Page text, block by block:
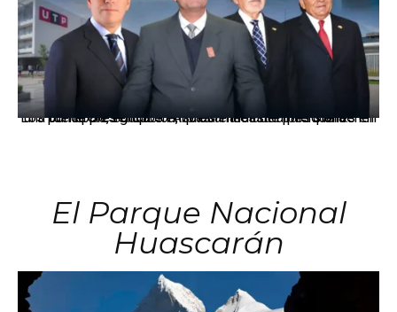
Los principales grupos empresariales del país mantienen una fuerte presencia en Áncash mediante inversiones en comercio, educación, salud e industria pesquera.
El Parque Nacional
Huascarán